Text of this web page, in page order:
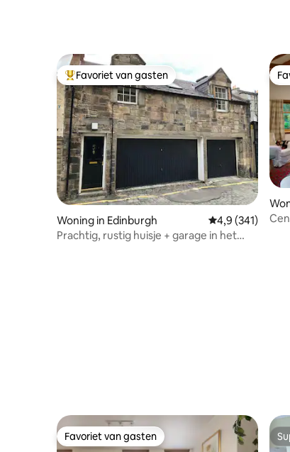
Topfavoriet van gasten
Favoriet van gasten
Woning in Edinburgh Gemiddelde
4,9 (341)
Prachtig, rustig huisje + garage in het
Favoriet van gasten
Favoriet van gasten